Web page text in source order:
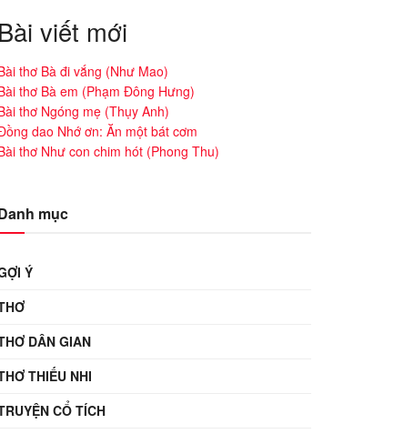
Bài viết mới
thơ Bà đi vắng (Như Mao)
thơ Bà em (Phạm Đông Hưng)
thơ Ngóng mẹ (Thụy Anh)
dao Nhớ ơn: Ăn một bát cơm
thơ Như con chim hót (Phong Thu)
mục
Ý
DÂN GIAN
THIẾU NHI
CỔ TÍCH